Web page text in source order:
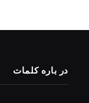
در باره کلمات